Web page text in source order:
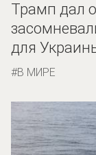
Трамп дал
для
В МИРЕ